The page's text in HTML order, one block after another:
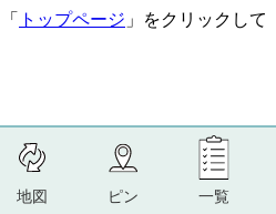
地図 ピン 一覧